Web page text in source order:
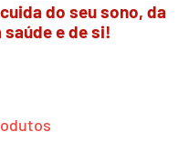
do seu sono, da
saúde e de si!